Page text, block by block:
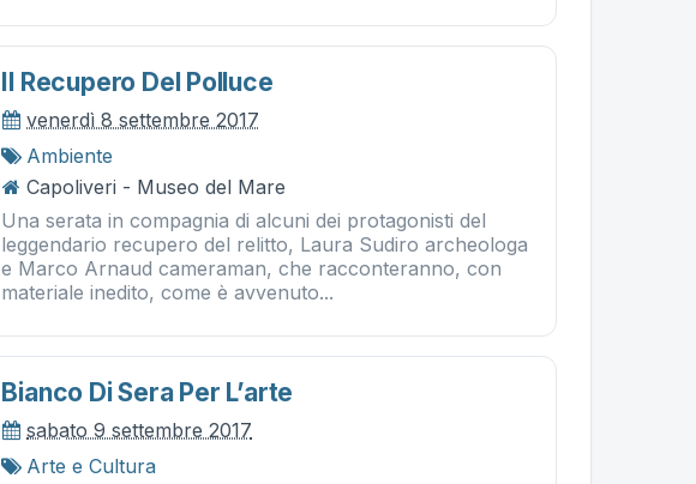
Il Recupero Del Polluce
venerdì 8 settembre 2017
Ambiente
Capoliveri - Museo del Mare
Una serata in compagnia di alcuni dei protagonisti del
leggendario recupero del relitto, Laura Sudiro archeologa
e Marco Arnaud cameraman, che racconteranno, con
materiale inedito, come è avvenuto...
Bianco Di Sera Per L’arte
sabato 9 settembre 2017
Arte e Cultura